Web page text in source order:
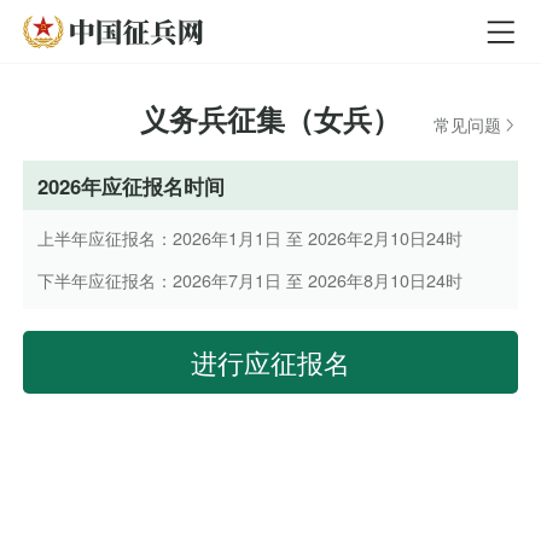
义务兵征集（女兵） 常见问题
2026年应征报名时间
上半年应征报名：2026年1月1日 至 2026年2月10日24时
下半年应征报名：2026年7月1日 至 2026年8月10日24时
进行应征报名